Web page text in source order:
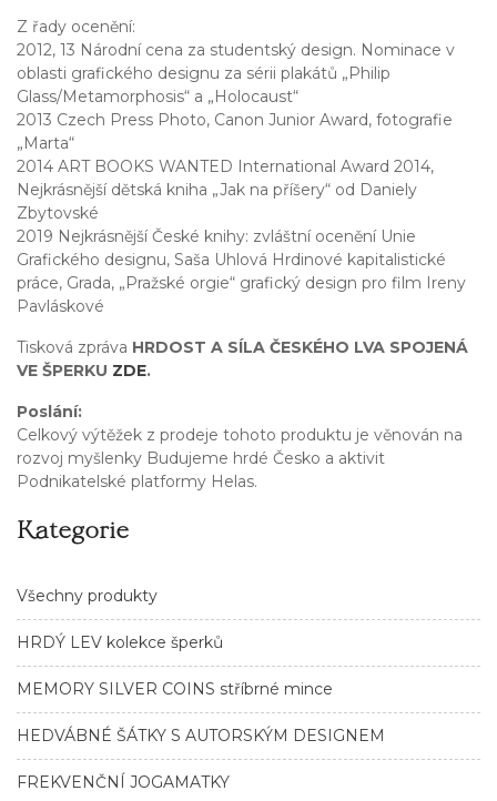
Kategorie
Všechny produkty
HRDÝ LEV kolekce šperků
MEMORY SILVER COINS stříbrné mince
HEDVÁBNÉ ŠÁTKY S AUTORSKÝM DESIGNEM
FREKVENČNÍ JOGAMATKY
Z řady ocenění:
2012, 13 Národní cena za studentský design. Nominace v
oblasti grafického designu za sérii plakátů „Philip
Glass/Metamorphosis“ a „Holocaust“
2013 Czech Press Photo, Canon Junior Award, fotografie
„Marta“
2014 ART BOOKS WANTED International Award 2014,
Nejkrásnější dětská kniha „Jak na příšery“ od Daniely
Zbytovské
2019 Nejkrásnější České knihy: zvláštní ocenění Unie
Grafického designu, Saša Uhlová Hrdinové kapitalistické
práce, Grada, „Pražské orgie“ grafický design pro film Ireny
Pavláskové
Tisková zpráva HRDOST A SÍLA ČESKÉHO LVA SPOJENÁ
VE ŠPERKU ZDE.
Poslání:
Celkový výtěžek z prodeje tohoto produktu je věnován na
rozvoj myšlenky Budujeme hrdé Česko a aktivit
Podnikatelské platformy Helas.